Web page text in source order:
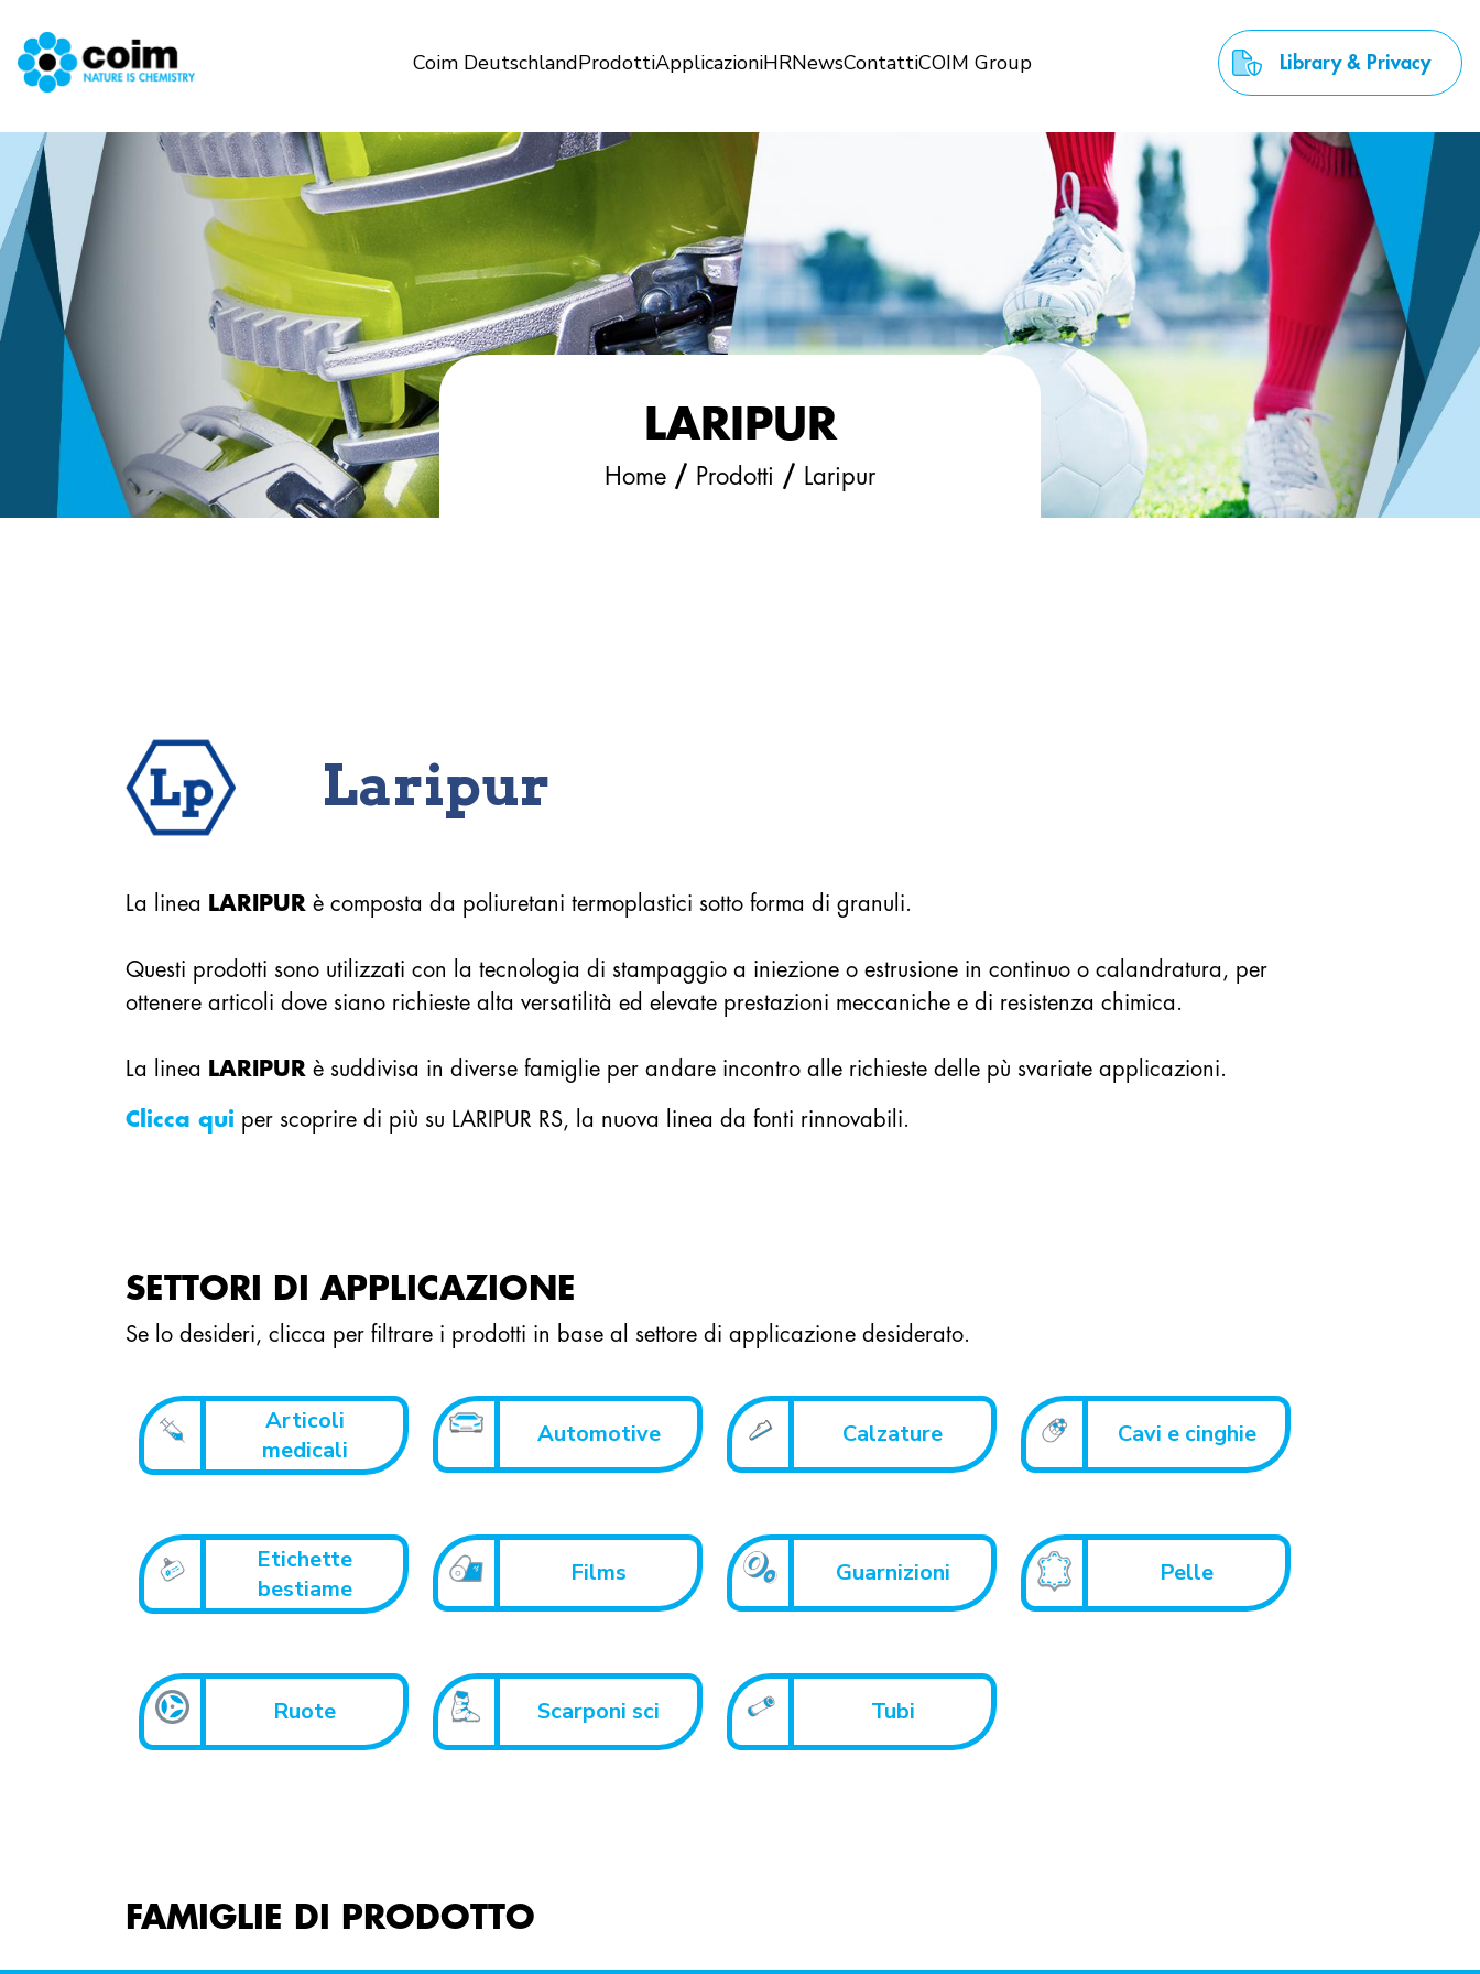
Salta al contenuto principale
Coim DeutschlandProdottiApplicazioniHRNewsContattiCOIM Group Library & Privacy
LARIPUR
Home / Prodotti / Laripur
Laripur
La linea LARIPUR è composta da poliuretani termoplastici sotto forma di granuli.
Questi prodotti sono utilizzati con la tecnologia di stampaggio a iniezione o estrusione in continuo o calandratura, per
ottenere articoli dove siano richieste alta versatilità ed elevate prestazioni meccaniche e di resistenza chimica.
La linea LARIPUR è suddivisa in diverse famiglie per andare incontro alle richieste delle pù svariate applicazioni.
Clicca qui per scoprire di più su LARIPUR RS, la nuova linea da fonti rinnovabili.
SETTORI DI APPLICAZIONE
Se lo desideri, clicca per filtrare i prodotti in base al settore di applicazione desiderato.
Articoli
medicali
Automotive Calzature Cavi e cinghie
Etichette
bestiame
Films Guarnizioni Pelle
Ruote Scarponi sci Tubi
FAMIGLIE DI PRODOTTO